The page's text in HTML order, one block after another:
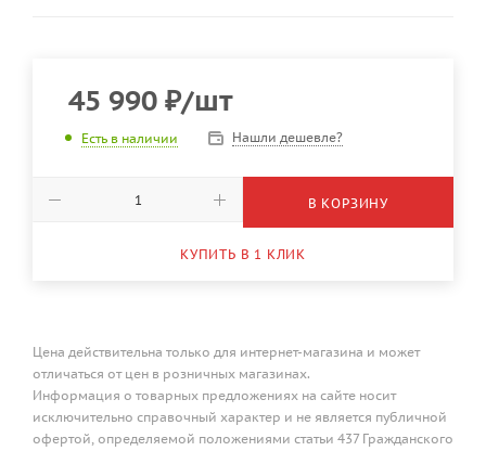
45 990 ₽/шт
Есть в наличии Нашли дешевле?
В КОРЗИНУ
КУПИТЬ В 1 КЛИК
Цена действительна только для интернет-магазина и может
отличаться от цен в розничных магазинах.
Информация о товарных предложениях на сайте носит
исключительно справочный характер и не является публичной
офертой, определяемой положениями статьи 437 Гражданского